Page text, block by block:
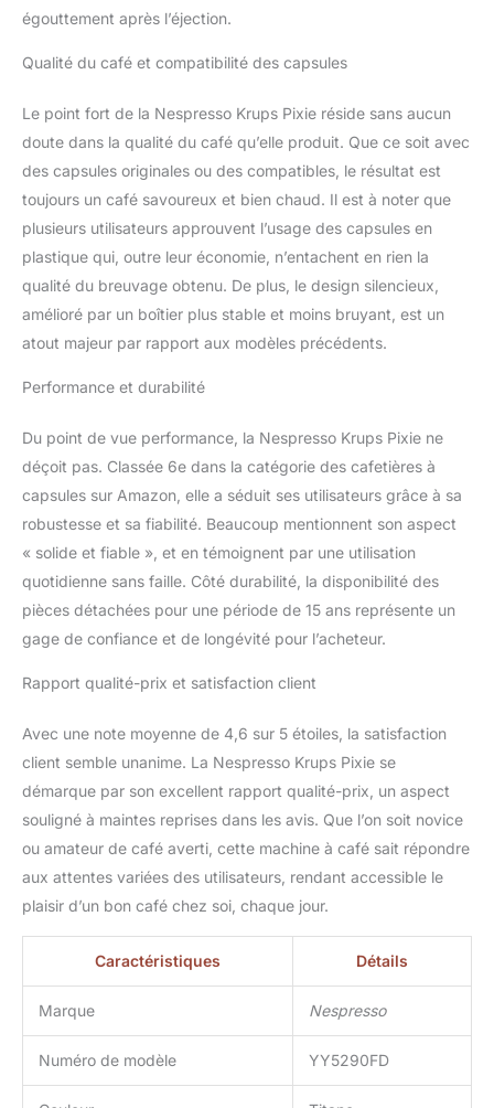
égouttement après l’éjection.
Qualité du café et compatibilité des capsules
Le point fort de la Nespresso Krups Pixie réside sans aucun
doute dans la qualité du café qu’elle produit. Que ce soit avec
des capsules originales ou des compatibles, le résultat est
toujours un café savoureux et bien chaud. Il est à noter que
plusieurs utilisateurs approuvent l’usage des capsules en
plastique qui, outre leur économie, n’entachent en rien la
qualité du breuvage obtenu. De plus, le design silencieux,
amélioré par un boîtier plus stable et moins bruyant, est un
atout majeur par rapport aux modèles précédents.
Performance et durabilité
Du point de vue performance, la Nespresso Krups Pixie ne
déçoit pas. Classée 6e dans la catégorie des cafetières à
capsules sur Amazon, elle a séduit ses utilisateurs grâce à sa
robustesse et sa fiabilité. Beaucoup mentionnent son aspect
« solide et fiable », et en témoignent par une utilisation
quotidienne sans faille. Côté durabilité, la disponibilité des
pièces détachées pour une période de 15 ans représente un
gage de confiance et de longévité pour l’acheteur.
Rapport qualité-prix et satisfaction client
Avec une note moyenne de 4,6 sur 5 étoiles, la satisfaction
client semble unanime. La Nespresso Krups Pixie se
démarque par son excellent rapport qualité-prix, un aspect
souligné à maintes reprises dans les avis. Que l’on soit novice
ou amateur de café averti, cette machine à café sait répondre
aux attentes variées des utilisateurs, rendant accessible le
plaisir d’un bon café chez soi, chaque jour.
Caractéristiques Détails
Marque Nespresso
Numéro de modèle YY5290FD